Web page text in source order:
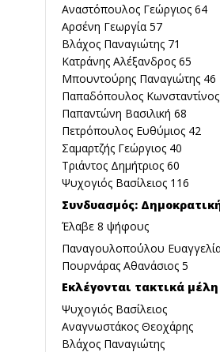
Αναστόπουλος Γεώργιος 64
Αρσένη Γεωργία 57
Βλάχος Παναγιώτης 71
Κατράνης Αλέξανδρος 65
Μπουντούρης Παναγιώτης 46
Παπαδόπουλος
Παπαντώνη Βασιλική 68
Πετρόπουλος Ευθύμιος 42
Σαμαρτζής Γεώργιος 40
Τριάντος Δημήτριος 60
Ψυχογιός Βασίλειος 116
Συνδυασμός:
Έλαβε 8 ψήφους
Παναγουλοπούλου
Πουρνάρας Αθανάσιος 5
Εκλέγονται τακτικά
Ψυχογιός Βασίλειος
Αναγνωστάκος Θεοχάρης
Βλάχος Παναγιώτης